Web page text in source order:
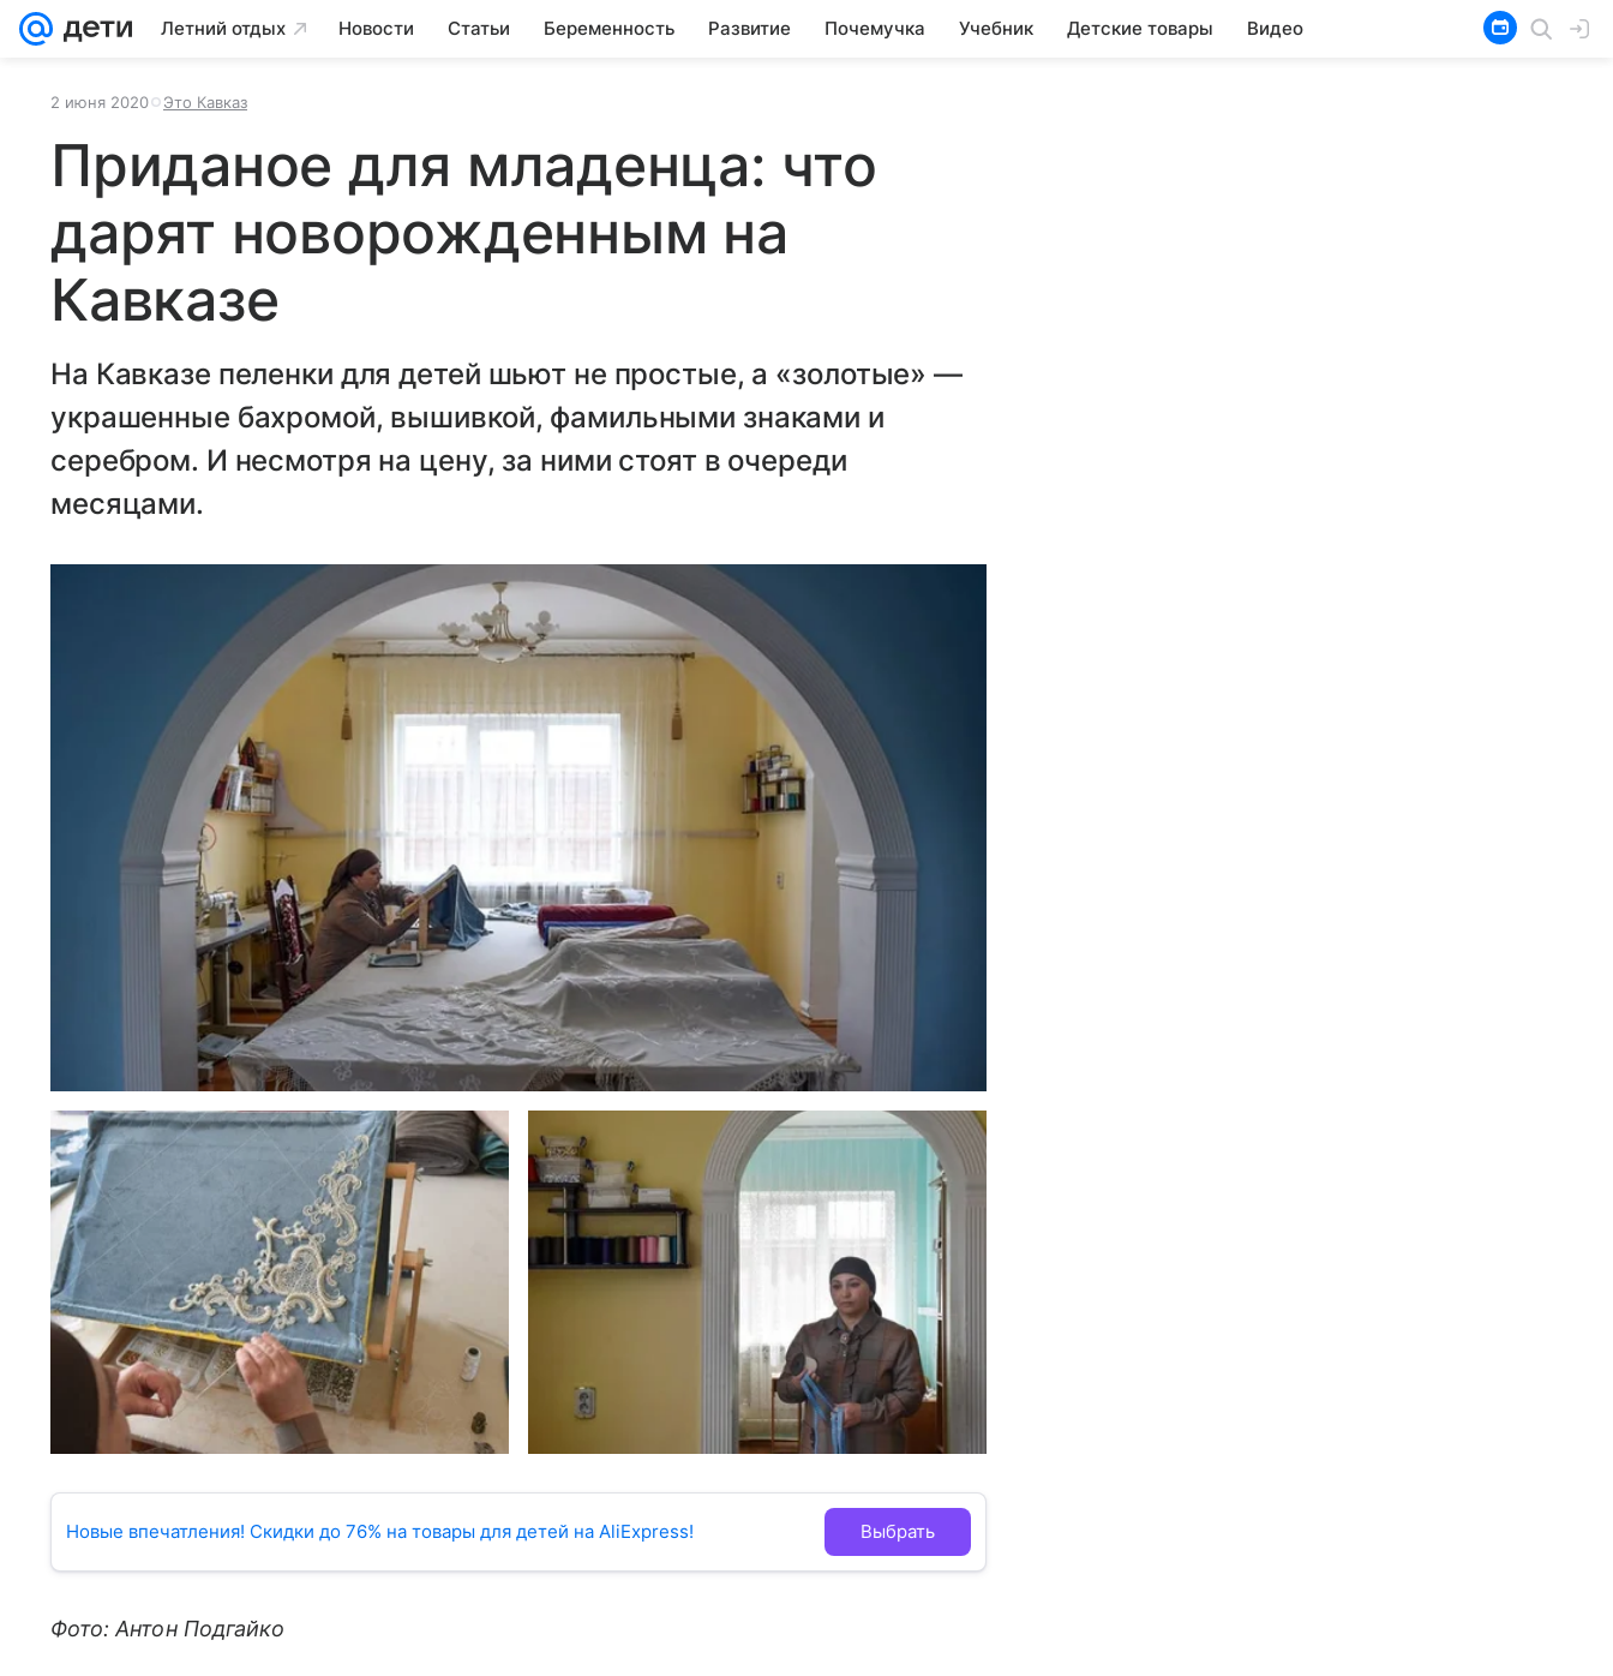
Летний отдых Новости Статьи Беременность Развитие Почемучка Учебник Детские товары Видео
2 июня 2020 Это Кавказ
Приданое для младенца: что
дарят новорожденным на
Кавказе
На Кавказе пеленки для детей шьют не простые, а «золотые» —
украшенные бахромой, вышивкой, фамильными знаками и
серебром. И несмотря на цену, за ними стоят в очереди
месяцами.
Новые впечатления! Скидки до 76% на товары для детей на AliExpress! Выбрать
Фото: Антон Подгайко